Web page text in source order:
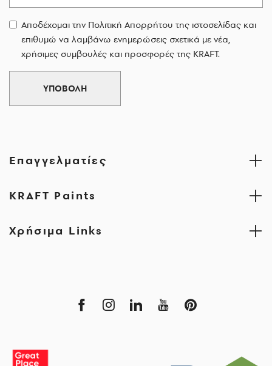
Αποδέχομαι την Πολιτική Απορρήτου της ιστοσελίδας και
επιθυμώ να λαμβάνω ενημερώσεις σχετικά με νέα,
χρήσιμες συμβουλές και προσφορές της KRAFT.
ΥΠΟΒΟΛΗ
Επαγγελματίες
KRAFT Paints
Χρήσιμα Links